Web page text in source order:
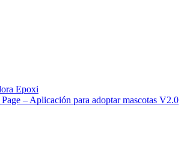
Epoxi
– Aplicación para adoptar mascotas V2.0